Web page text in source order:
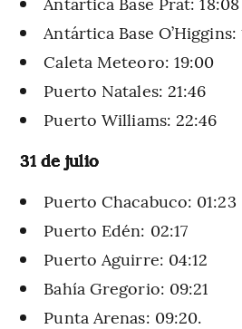
Antártica Base O’Higgins:
Caleta Meteoro: 19:00
Puerto Natales: 21:46
Puerto Williams: 22:46
31 de julio
Puerto Chacabuco: 01:23
Puerto Edén: 02:17
Puerto Aguirre: 04:12
Bahía Gregorio: 09:21
Punta Arenas: 09:20.